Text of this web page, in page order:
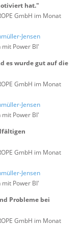
hat."
GmbH im Monat
Jensen
Power BI'
es wurde gut auf die
GmbH im Monat
Jensen
Power BI'
GmbH im Monat
Jensen
Power BI'
Probleme bei
GmbH im Monat